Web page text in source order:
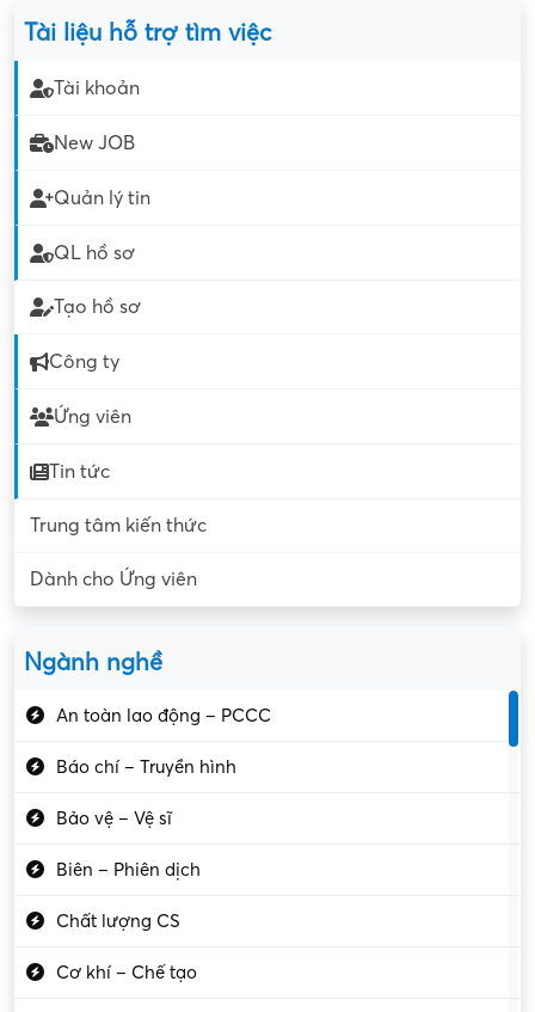
Tài liệu hỗ trợ tìm việc
Tài khoản
New JOB
Quản lý tin
QL hồ sơ
Tạo hồ sơ
Công ty
Ứng viên
Tin tức
Trung tâm kiến thức
Dành cho Ứng viên
Ngành nghề
An toàn lao động – PCCC
Báo chí – Truyền hình
Bảo vệ – Vệ sĩ
Biên – Phiên dịch
Chất lượng CS
Cơ khí – Chế tạo